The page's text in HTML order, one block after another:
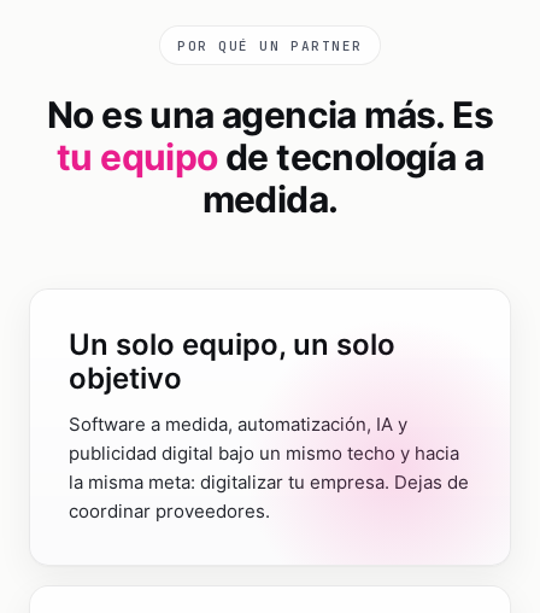
POR QUÉ UN PARTNER
No es una agencia más. Es
tu equipode tecnología a
medida.
Un solo equipo, un solo
objetivo
Software a medida, automatización, IA y
publicidad digital bajo un mismo techo y hacia
la misma meta: digitalizar tu empresa. Dejas de
coordinar proveedores.